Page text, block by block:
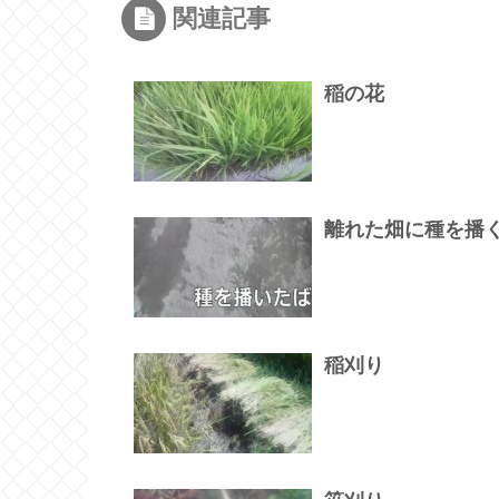
関連記事
稲の花
離れた畑に種を播
稲刈り